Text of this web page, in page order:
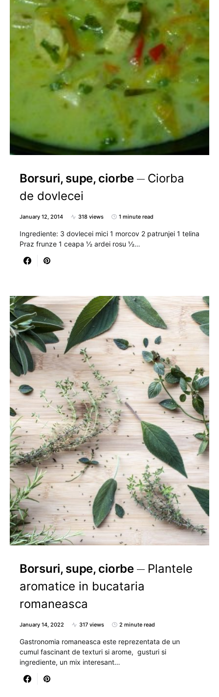
Borsuri, supe, ciorbe
Ciorba
de dovlecei
January 12, 2014 318 views 1 minute read
Ingrediente: 3 dovlecei mici 1 morcov 2 patrunjei 1 telina
Praz frunze 1 ceapa ½ ardei rosu ½…
Borsuri, supe, ciorbe
Plantele
aromatice in bucataria
romaneasca
January 14, 2022 317 views 2 minute read
Gastronomia romaneasca este reprezentata de un
cumul fascinant de texturi si arome, gusturi si
ingrediente, un mix interesant…